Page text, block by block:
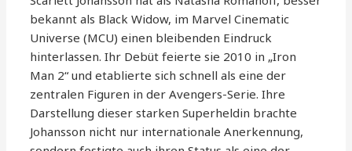
bekannt als Black Widow, im Marvel Cinematic
Universe (MCU) einen bleibenden Eindruck
hinterlassen. Ihr Debüt feierte sie 2010 in „Iron
Man 2“ und etablierte sich schnell als eine der
zentralen Figuren in der Avengers-Serie. Ihre
Darstellung dieser starken Superheldin brachte
Johansson nicht nur internationale Anerkennung,